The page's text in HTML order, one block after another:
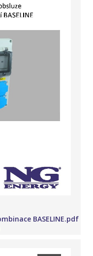
BASELINE.pdf